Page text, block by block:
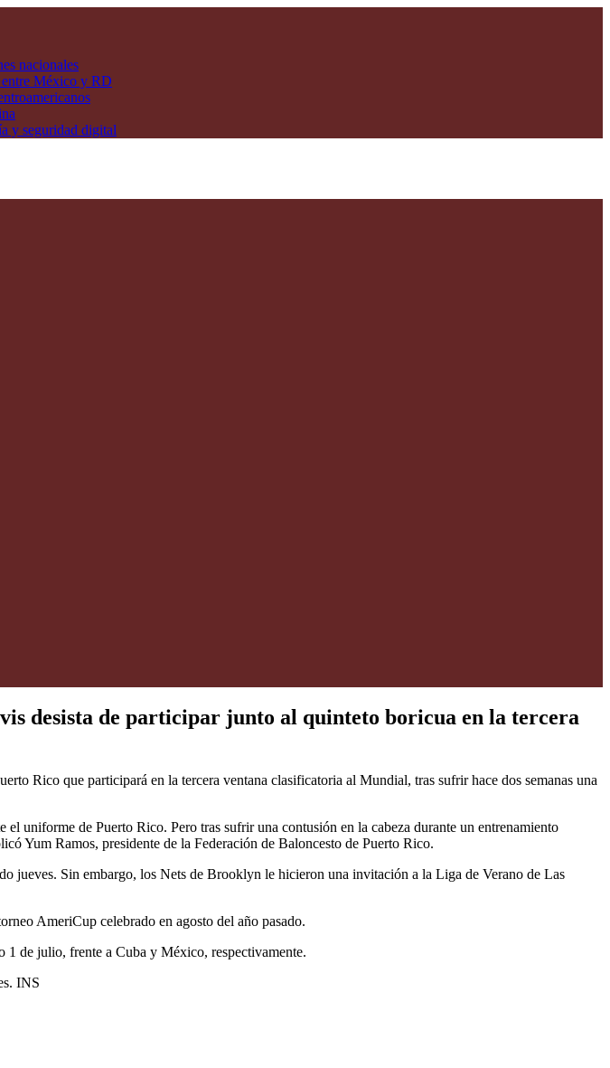
nacionales
entre México y RD
y seguridad digital
desista de participar junto al quinteto boricua en la tercera
Rico que participará en la tercera ventana clasificatoria al Mundial, tras sufrir hace dos semanas una
uniforme de Puerto Rico. Pero tras sufrir una contusión en la cabeza durante un entrenamiento
Yum Ramos, presidente de la Federación de Baloncesto de Puerto Rico.
jueves. Sin embargo, los Nets de Brooklyn le hicieron una invitación a la Liga de Verano de Las
AmeriCup celebrado en agosto del año pasado.
de julio, frente a Cuba y México, respectivamente.
INS